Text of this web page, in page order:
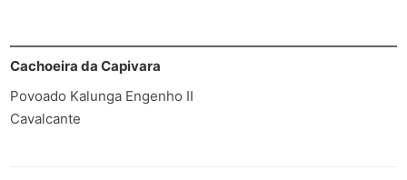
Cachoeira da Capivara
Povoado Kalunga Engenho II
Cavalcante